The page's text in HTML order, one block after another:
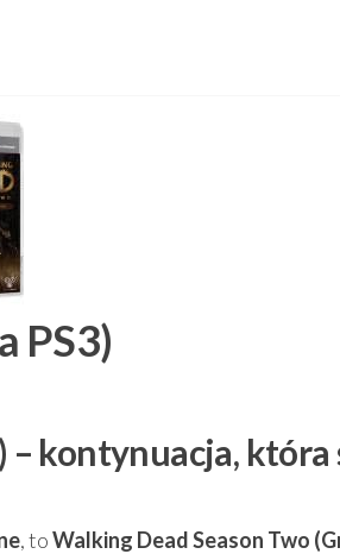
PS3)
– kontynuacja,
, toWalking Dead Season Two